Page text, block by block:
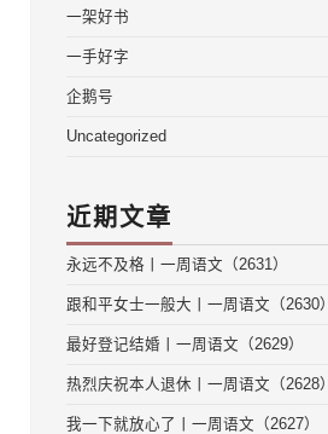
一架好书
一手好字
企鹅号
Uncategorized
近期文章
永远不及格丨一周语文（2631）
跟和平女士一般大丨一周语文（2630）
最好登记结婚丨一周语文（2629）
热烈庆祝本人退休丨一周语文（2628）
我一下就放心了丨一周语文（2627）